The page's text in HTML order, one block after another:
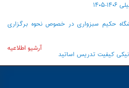
حکیم سبزواری در خصوص نحوه برگزاری
کیفیت تدریس اساتید
آرشیو اطلاعیه